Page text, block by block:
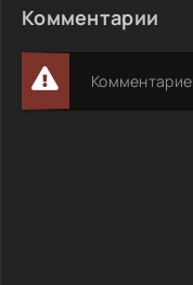
Комментарии